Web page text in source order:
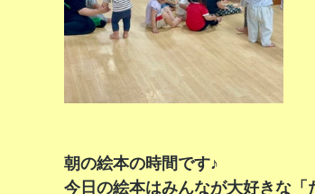
朝の絵本の時間です♪
今日の絵本はみんなが大好きな